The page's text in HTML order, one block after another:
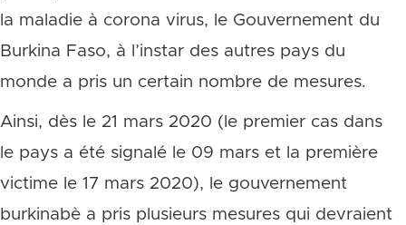
la maladie à corona virus, le Gouvernement du
Burkina Faso, à l’instar des autres pays du
monde a pris un certain nombre de mesures.
Ainsi, dès le 21 mars 2020 (le premier cas dans
le pays a été signalé le 09 mars et la première
victime le 17 mars 2020), le gouvernement
burkinabè a pris plusieurs mesures qui devraient